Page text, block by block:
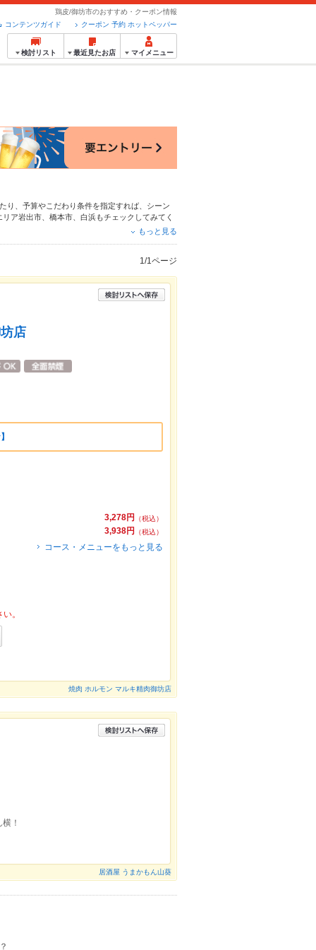
鶏皮/御坊市のおすすめ・クーポン情報
クーポン 予約 ホットペッパー
コンテンツガイド
検討リスト 最近見たお店 マイメニュー
り、予算やこだわり条件を指定すれば、シーン
リア岩出市 橋本市 白浜もチェックしてみてく
や季節のおすすめ料理な
もっと見る
1/1ページ
店
3,278円
（税込）
3,938円
（税込）
コース・メニューをもっと見る
。
焼肉 ホルモン マルキ精肉御坊店
！
居酒屋 うまかもん山葵